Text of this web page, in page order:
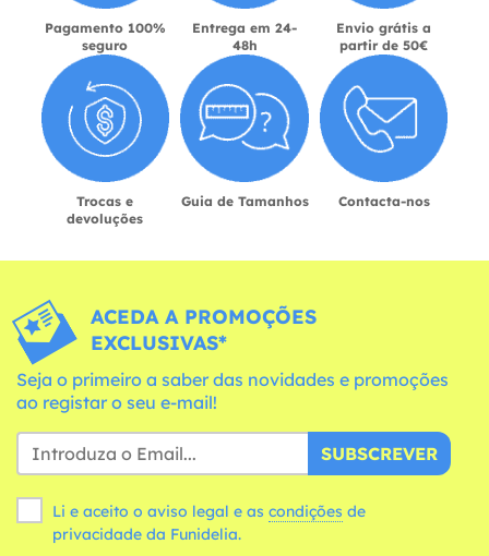
Pagamento 100%
seguro
Entrega em 24-
48h
Envio grátis a
partir de 50€
Trocas e
devoluções
Guia de Tamanhos Contacta-nos
ACEDA A PROMOÇÕES
EXCLUSIVAS*
Seja o primeiro a saber das novidades e promoções
ao registar o seu e-mail!
SUBSCREVER
Li e aceito o aviso legal e as condições
privacidade da Funidelia.